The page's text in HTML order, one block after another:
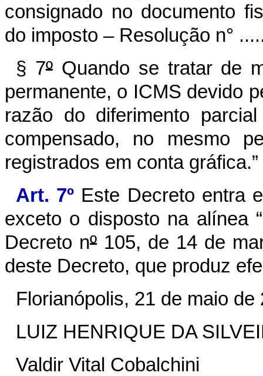
consignado no documento
do imposto – Resolução n°
§ 7ºQuando se tratar de
permanente, o ICMS devido
razão do diferimento
compensado, no mesmo
registrados em conta gráfica.”
Art. 7º Este Decreto entra
exceto o disposto na alínea
Decreto nº105, de 14 de
deste Decreto, que produz
Florianópolis, 21 de maio de
LUIZ HENRIQUE DA
Valdir Vital Cobalchini